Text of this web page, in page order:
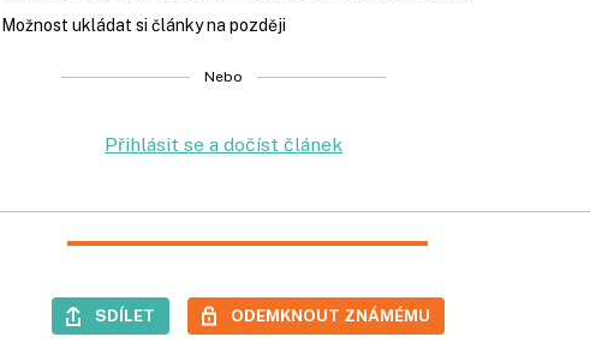
Možnost ukládat si články na později
Nebo
Přihlásit se a dočíst článek
SDÍLET ODEMKNOUT ZNÁMÉMU